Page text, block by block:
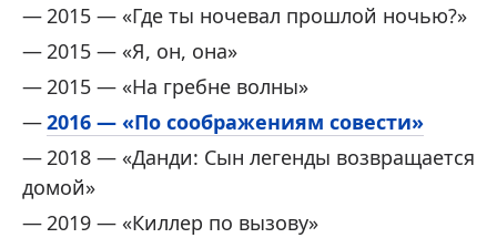
2015 — «Где ты ночевал прошлой ночью?»
2015 — «Я, он, она»
2015 — «На гребне волны»
2016 — «По соображениям совести»
2018 — «Данди: Сын легенды возвращается
домой»
2019 — «Киллер по вызову»